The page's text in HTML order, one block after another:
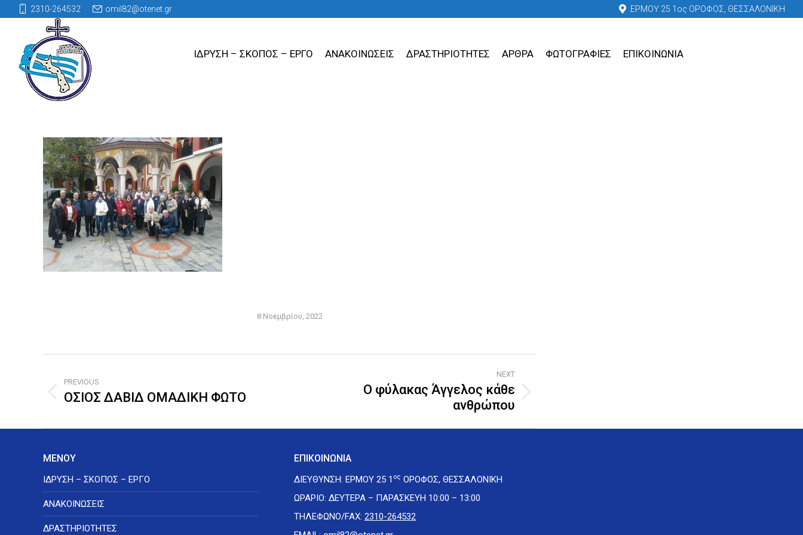
2310-264532 omil82@otenet.gr ΕΡΜΟΥ 25 1ος ΟΡΟΦΟΣ, ΘΕΣΣΑΛΟΝΙΚΗ
ΙΔΡΥΣΗ – ΣΚΟΠΟΣ – ΕΡΓΟ ΑΝΑΚΟΙΝΩΣΕΙΣ ΔΡΑΣΤΗΡΙΟΤΗΤΕΣ ΑΡΘΡΑ ΦΩΤΟΓΡΑΦΙΕΣ ΕΠΙΚΟΙΝΩΝΙΑ
8 Νοεμβρίου, 2022
navigation
PREVIOUS
Previous
ΟΣΙΟΣ ΔΑΒΙΔ ΟΜΑΔΙΚΗ ΦΩΤΟ
NEXT
Ο φύλακας Άγγελος κάθε
ανθρώπου
ΜΕΝΟΥ
ΙΔΡΥΣΗ – ΣΚΟΠΟΣ – ΕΡΓΟ
ΑΝΑΚΟΙΝΩΣΕΙΣ
ΔΡΑΣΤΗΡΙΟΤΗΤΕΣ
ΕΠΙΚΟΙΝΩΝΙΑ
ΔΙΕΥΘΥΝΣΗ: ΕΡΜΟΥ 25 1 ος ΟΡΟΦΟΣ, ΘΕΣΣΑΛΟΝΙΚΗ
ΩΡΑΡΙΟ: ΔΕΥΤΕΡΑ – ΠΑΡΑΣΚΕΥΗ 10:00 – 13:00
ΤΗΛΕΦΩΝΟ/FAX: 2310-264532